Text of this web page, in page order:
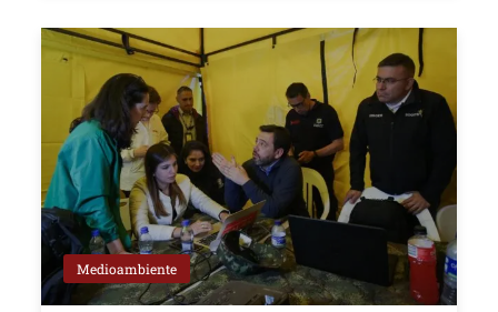
Medioambiente